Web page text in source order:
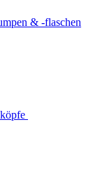
& -flaschen